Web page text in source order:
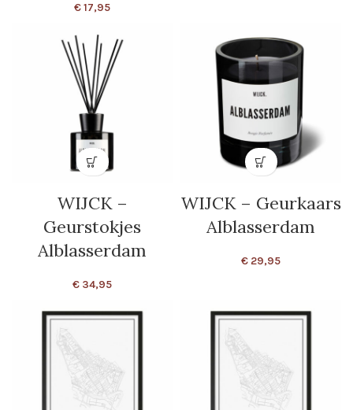
€17,95
WIJCK –
Geurstokjes
Alblasserdam
€ 34,95
WIJCK – Geurkaars
Alblasserdam
€ 29,95